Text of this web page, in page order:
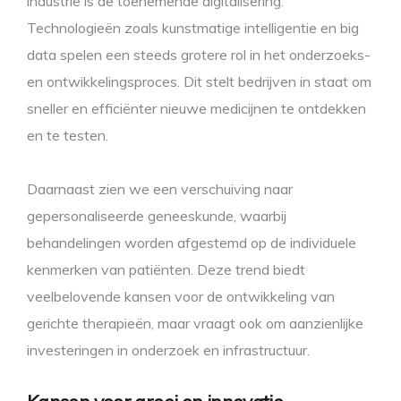
Technologieën zoals kunstmatige intelligentie en big
data spelen een steeds grotere rol in het onderzoeks-
en ontwikkelingsproces. Dit stelt bedrijven in staat om
sneller en efficiënter nieuwe medicijnen te ontdekken
en te testen.
Daarnaast zien we een verschuiving naar
gepersonaliseerde geneeskunde, waarbij
behandelingen worden afgestemd op de individuele
kenmerken van patiënten. Deze trend biedt
veelbelovende kansen voor de ontwikkeling van
gerichte therapieën, maar vraagt ook om aanzienlijke
investeringen in onderzoek en infrastructuur.